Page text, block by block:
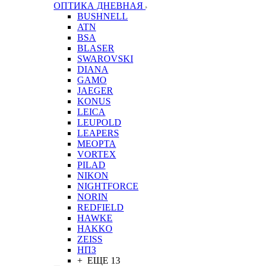
ОПТИКА ДНЕВНАЯ
BUSHNELL
ATN
BSA
BLASER
SWAROVSKI
DIANA
GAMO
JAEGER
KONUS
LEICA
LEUPOLD
LEAPERS
MEOPTA
VORTEX
PILAD
NIKON
NIGHTFORCE
NORIN
REDFIELD
HAWKE
HAKKO
ZEISS
НПЗ
+ ЕЩЕ 13